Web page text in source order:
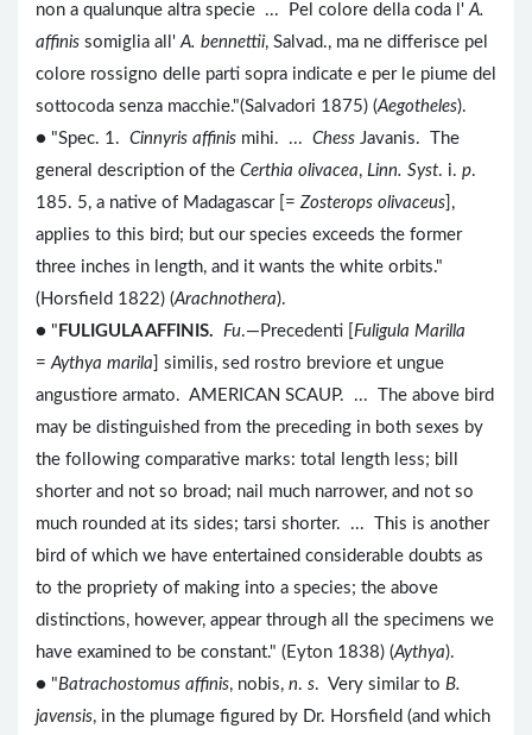
non a qualunque altra specie ... Pel colore della coda l'A.
affinis somiglia all'A. bennettii, Salvad., ma ne differisce pel
colore rossigno delle parti sopra indicate e per le piume del
sottocoda senza macchie."(Salvadori 1875) (Aegotheles).
● "Spec. 1. Cinnyris affinis mihi. ... Chess Javanis. The
general description of the Certhia olivacea, Linn. Syst. i. p.
185. 5, a native of Madagascar [= Zosterops olivaceus ],
applies to this bird; but our species exceeds the former
three inches in length, and it wants the white orbits."
(Horsfield 1822) (Arachnothera).
● " FULIGULA AFFINIS. Fu.—Precedenti [ Fuligula Marilla
=Aythya marila ] similis, sed rostro breviore et ungue
angustiore armato. AMERICAN SCAUP. ... The above bird
may be distinguished from the preceding in both sexes by
the following comparative marks: total length less; bill
shorter and not so broad; nail much narrower, and not so
much rounded at its sides; tarsi shorter. ... This is another
bird of which we have entertained considerable doubts as
to the propriety of making into a species; the above
distinctions, however, appear through all the specimens we
have examined to be constant." (Eyton 1838) (Aythya).
● "Batrachostomus affinis, nobis, n. s. Very similar to B.
javensis, in the plumage figured by Dr. Horsfield (and which